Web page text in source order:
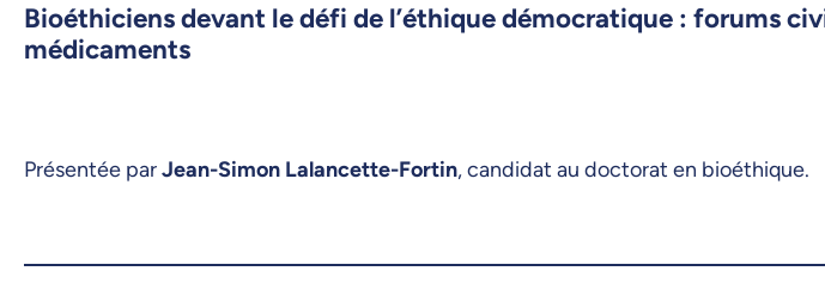
Bioéthiciens devant le défi de l’éthique démocratique : forums
médicaments
Présentée parJean-Simon Lalancette-Fortin, candidat au doctorat en bioéthique.